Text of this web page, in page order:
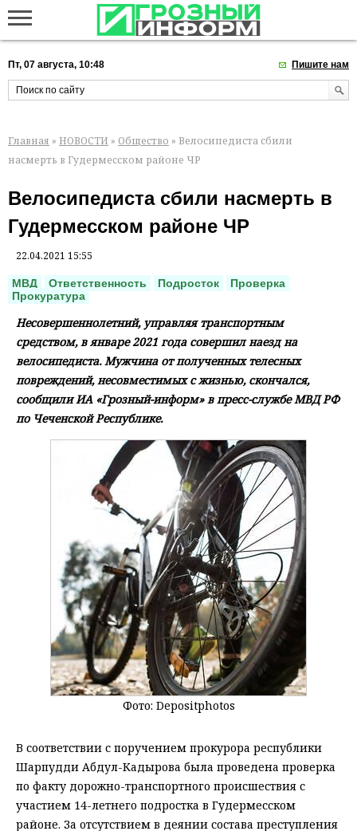
Пт, 07 августа, 10:48 Пишите нам
Главная » НОВОСТИ » Общество » Велосипедиста сбили
насмерть в Гудермесском районе ЧР
Велосипедиста сбили насмерть в
Гудермесском районе ЧР
22.04.2021 15:55
МВД Ответственность Подросток
Проверка
Прокуратура
Несовершеннолетний, управляя транспортным
средством, в январе 2021 года совершил наезд на
велосипедиста. Мужчина от полученных телесных
повреждений, несовместимых с жизнью, скончался,
сообщили ИА «Грозный-информ» в пресс-службе МВД РФ
по Чеченской Республике.
Фото: Depositphotos
В соответствии с поручением прокурора республики
Шарпудди Абдул-Кадырова была проведена проверка
по факту дорожно-транспортного происшествия с
участием 14-летнего подростка в Гудермесском
районе. За отсутствием в деянии состава преступления